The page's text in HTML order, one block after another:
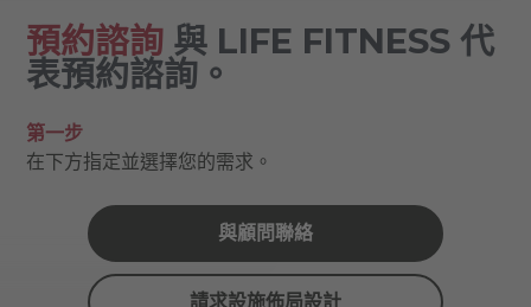
預約諮詢與 LIFE FITNESS 代
表預約諮詢。
第一步
在下方指定並選擇您的需求。
與顧問聯絡
請求設施佈局設計